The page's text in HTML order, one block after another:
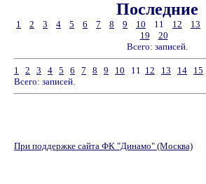
Последние
1 2 3 4 5 6 7 8 9 10 11 12 13
19
20
Всего: записей.
1 2 3 4 5 6 7 8 9 10 11 12 13 14 15
Всего: записей.
При поддержке сайта ФК "Динамо" (Москва)